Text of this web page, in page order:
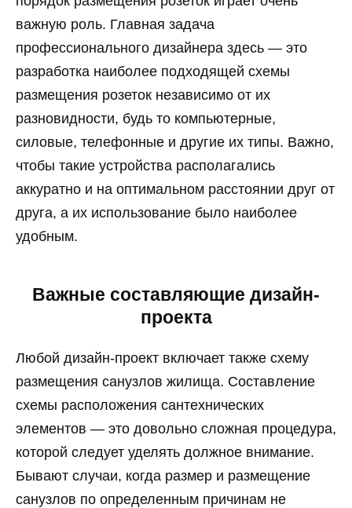
важную роль. Главная задача
профессионального дизайнера здесь — это
разработка наиболее подходящей схемы
размещения розеток независимо от их
разновидности, будь то компьютерные,
силовые, телефонные и другие их типы. Важно,
чтобы такие устройства располагались
аккуратно и на оптимальном расстоянии друг от
друга, а их использование было наиболее
удобным.
Важные составляющие дизайн-
проекта
Любой дизайн-проект включает также схему
размещения санузлов жилища. Составление
схемы расположения сантехнических
элементов — это довольно сложная процедура,
которой следует уделять должное внимание.
Бывают случаи, когда размер и размещение
санузлов по определенным причинам не